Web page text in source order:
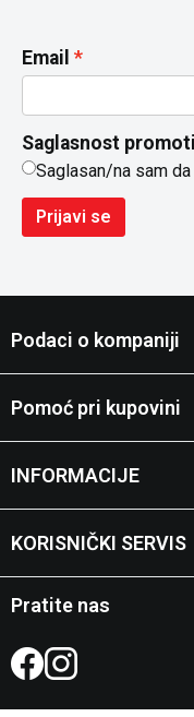
Email
Saglasnost
Saglasan/na sam
Prijavi se
Podaci o kompaniji
Pomoć pri kupovini
INFORMACIJE
KORISNIČKI SERVIS
Pratite nas